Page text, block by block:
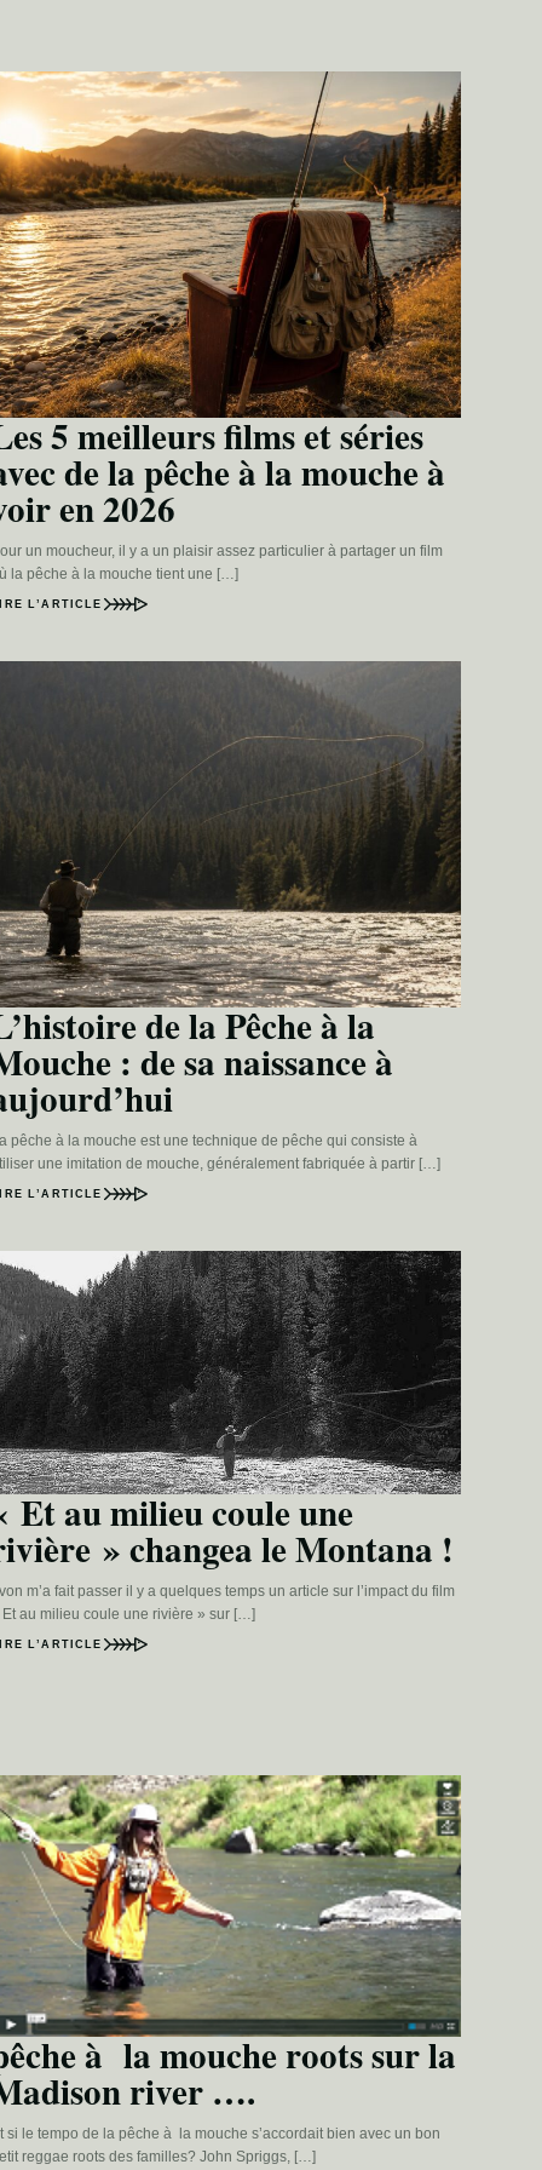
5 meilleurs films et séries
de la pêche à la mouche à
en 2026
un moucheur, il y a un plaisir assez particulier à partager un film
la pêche à la mouche tient une […]
L’ARTICLE
de la Pêche à la
: de sa naissance à
pêche à la mouche est une technique de pêche qui consiste à
une imitation de mouche, généralement fabriquée à partir […]
L’ARTICLE
Et au milieu coule une
» changea le Montana !
m’a fait passer il y a quelques temps un article sur l’impact du film
Et au milieu coule une rivière » sur […]
L’ARTICLE
à la mouche roots sur la
river ….
si le tempo de la pêche à la mouche s’accordait bien avec un bon
reggae roots des familles? John Spriggs, […]